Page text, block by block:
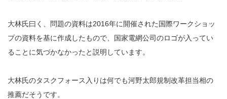
大林氏曰く、問題の資料は2016年に開催された国際ワークショッ
プの資料を基に作成したもので、国家電網公司のロゴが入ってい
ることに気づかなかったと説明しています。
大林氏のタスクフォース入りは何でも河野太郎規制改革担当相の
推薦だそうです。